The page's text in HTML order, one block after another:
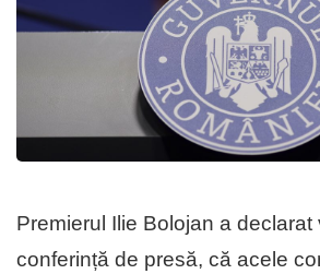
Premierul Ilie Bolojan a declarat
conferință de presă, că acele